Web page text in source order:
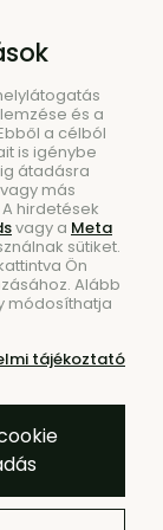
luxus design
olyan neves
és a
a célból
is igénybe
átadásra
más
hirdetések
vagy a Meta
sütiket.
Ön
Alább
módosíthatja
tájékoztató